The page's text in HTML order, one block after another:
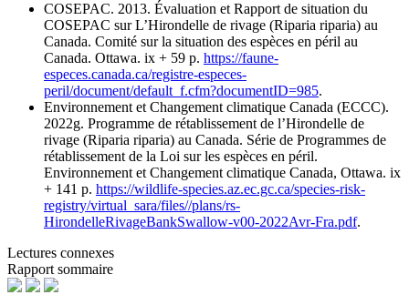
COSEPAC. 2013. Évaluation et Rapport de situation du
COSEPAC sur L’Hirondelle de rivage (Riparia riparia) au
Canada. Comité sur la situation des espèces en péril au
Canada. Ottawa. ix + 59 p. https://faune-
especes.canada.ca/registre-especes-
peril/document/default_f.cfm?documentID=985.
Environnement et Changement climatique Canada (ECCC).
2022g. Programme de rétablissement de l’Hirondelle de
rivage (Riparia riparia) au Canada. Série de Programmes de
rétablissement de la Loi sur les espèces en péril.
Environnement et Changement climatique Canada, Ottawa. ix
+ 141 p. https://wildlife-species.az.ec.gc.ca/species-risk-
registry/virtual_sara/files//plans/rs-
HirondelleRivageBankSwallow-v00-2022Avr-Fra.pdf.
Lectures connexes
Rapport sommaire